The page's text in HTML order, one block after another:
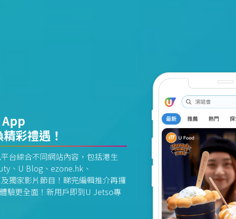
彩禮遇！
台綜合不同網站內容，包括港生
、U Blog、ezone.hk、
獨家影片節目！睇完編輯推介再攞
驗更全面！新用戶即到U Jetso專